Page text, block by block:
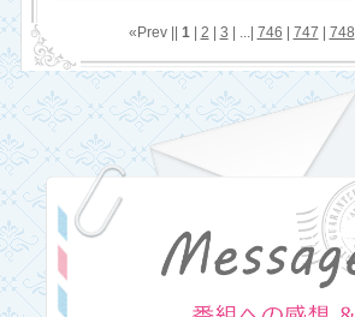
«Prev || 1| 2 3 | ...| 746 747 748